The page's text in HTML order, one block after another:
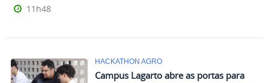
11h48
HACKATHON AGRO
Campus Lagarto abre as portas para